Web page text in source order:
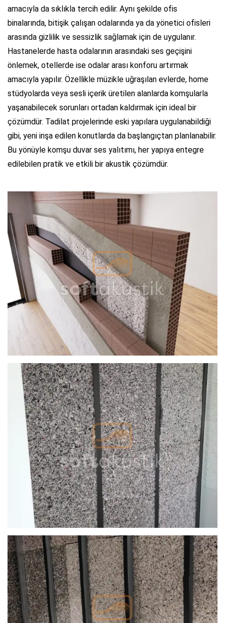
amacıyla da sıklıkla tercih edilir. Aynı şekilde ofis
binalarında, bitişik çalışan odalarında ya da yönetici ofisleri
arasında gizlilik ve sessizlik sağlamak için de uygulanır.
Hastanelerde hasta odalarının arasındaki ses geçişini
önlemek, otellerde ise odalar arası konforu artırmak
amacıyla yapılır. Özellikle müzikle uğraşılan evlerde, home
stüdyolarda veya sesli içerik üretilen alanlarda komşularla
yaşanabilecek sorunları ortadan kaldırmak için ideal bir
çözümdür. Tadilat projelerinde eski yapılara uygulanabildiği
gibi, yeni inşa edilen konutlarda da başlangıçtan planlanabilir.
Bu yönüyle komşu duvar ses yalıtımı, her yapıya entegre
edilebilen pratik ve etkili bir akustik çözümdür.